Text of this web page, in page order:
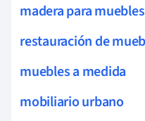
madera para muebles
restauración de
muebles a medida
mobiliario urbano